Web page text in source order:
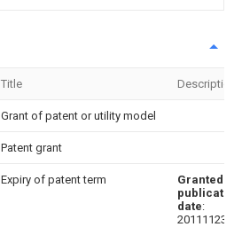
Title Description
Grant of patent or utility model
Patent grant
Expiry of patent term
Granted
publication
date:
20111123